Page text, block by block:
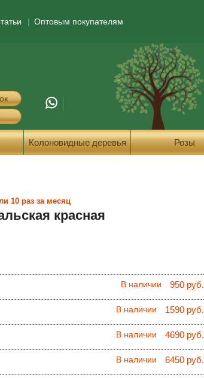
Оптовым покупателям
Колоновидные деревья Розы
10 раз за месяц
красная
950 руб.
В наличии
1590 руб.
В наличии
4690 руб.
В наличии
6450 руб.
В наличии